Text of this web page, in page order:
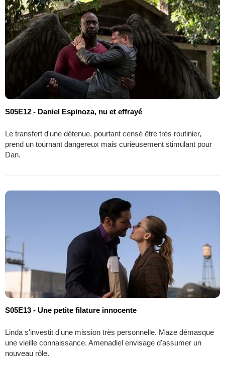
S05E12 - Daniel Espinoza, nu et effrayé
Le transfert d'une détenue, pourtant censé être très routinier,
prend un tournant dangereux mais curieusement stimulant pour
Dan.
S05E13 - Une petite filature innocente
Linda s'investit d'une mission très personnelle. Maze démasque
une vieille connaissance. Amenadiel envisage d'assumer un
nouveau rôle.